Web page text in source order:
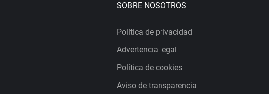
SOBRE NOSOTROS
Política de privacidad
Advertencia legal
Política de cookies
Aviso de transparencia